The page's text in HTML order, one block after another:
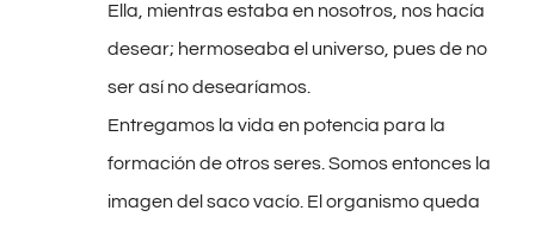
Ella, mientras estaba en nosotros, nos hacía
desear; hermoseaba el universo, pues de no
ser así no desearíamos.
Entregamos la vida en potencia para la
formación de otros seres. Somos entonces la
imagen del saco vacío. El organismo queda